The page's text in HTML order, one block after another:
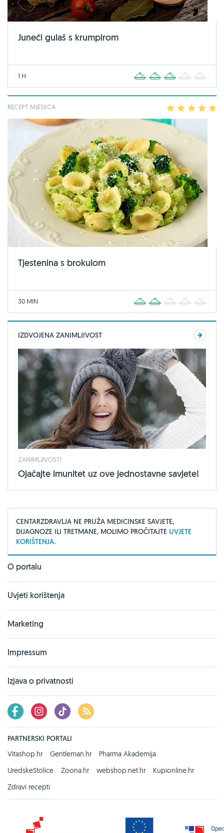
Juneći gulaš s krumpirom
1 H 2 3 4
RECEPT MJESECA 2 3 4
Tjestenina s brokulom
30 MIN 2 3 4
IZDVOJENA ZANIMLJIVOST
ZANIMLJIVOSTI
Ojačajte imunitet uz ove jednostavne savjete!
CENTARZDRAVLJA NE PRUŽA MEDICINSKE SAVJETE,
DIJAGNOZE ILI TRETMANE, MOLIMO PROČITAJTE UVJETE
KORIŠTENJA.
O portalu
Uvjeti korištenja
Marketing
Impressum
Izjava o privatnosti
PARTNERSKI PORTALI
Vitashop.hr
Gentleman.hr
Pharma Akademija
UredskeStolice
Zoona.hr webshop.net.hr
Kupionline.hr
Zdravi recepti